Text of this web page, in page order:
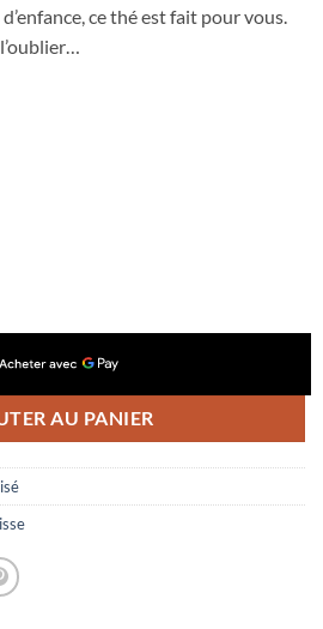
ce thé est fait pour vous.
AU PANIER